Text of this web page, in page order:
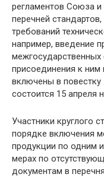
регламентов Союза
перечней
требований
например, введение
межгосударственных
присоединения к
включены в
состоится 15 апреля
Участники круглого
порядке включения
продукции по одним
мерах по
документам в